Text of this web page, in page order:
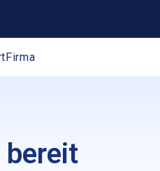
KI-Agenten
Firma